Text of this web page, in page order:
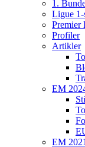
1.
Ligue
Premier
Profiler
Artikler
EM
EM 2021